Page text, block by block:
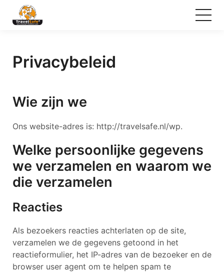
Privacybeleid
Wie zijn we
Ons website-adres is: http://travelsafe.nl/wp.
Welke persoonlijke gegevens
we verzamelen en waarom we
die verzamelen
Reacties
Als bezoekers reacties achterlaten op de site,
verzamelen we de gegevens getoond in het
reactieformulier, het IP-adres van de bezoeker en de
browser user agent om te helpen spam te